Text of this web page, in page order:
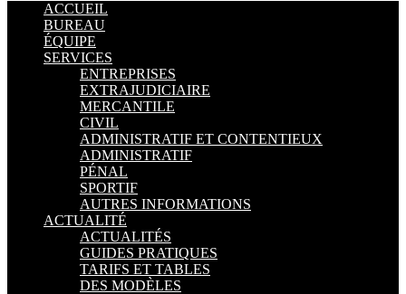
ACCUEIL
BUREAU
ÉQUIPE
SERVICES
ENTREPRISES
EXTRAJUDICIAIRE
MERCANTILE
CIVIL
ADMINISTRATIF ET CONTENTIEUX
ADMINISTRATIF
PÉNAL
SPORTIF
AUTRES INFORMATIONS
ACTUALITÉ
ACTUALITÉS
GUIDES PRATIQUES
TARIFS ET TABLES
DES MODÈLES